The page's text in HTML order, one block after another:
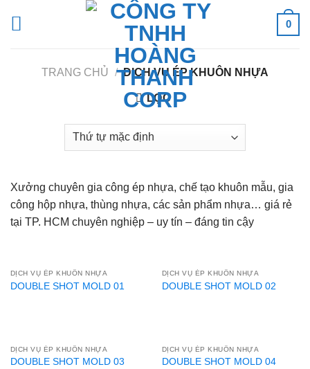
0
TRANG CHỦ / DỊCH VỤ ÉP KHUÔN NHỰA
LỌC
Xưởng chuyên gia công ép nhựa, chế tạo khuôn mẫu, gia
công hộp nhựa, thùng nhựa, các sản phẩm nhựa… giá rẻ
tại TP. HCM chuyên nghiệp – uy tín – đáng tin cậy
DỊCH VỤ ÉP KHUÔN NHỰA
DOUBLE SHOT MOLD 01
DỊCH VỤ ÉP KHUÔN NHỰA
DOUBLE SHOT MOLD 02
DỊCH VỤ ÉP KHUÔN NHỰA
DOUBLE SHOT MOLD 03
DỊCH VỤ ÉP KHUÔN NHỰA
DOUBLE SHOT MOLD 04